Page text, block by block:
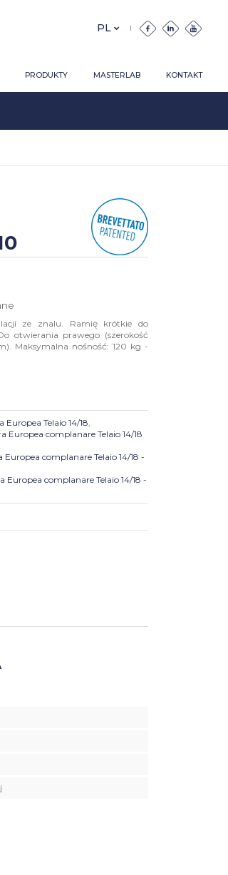
PRODUKTY MASTERLAB KONTAKT
ze znalu. Ramię krótkie do
otwierania prawego (szerokość
Maksymalna nośność: 120 kg -
Europea Telaio 14/18
Europea complanare Telaio 14/18
Europea complanare Telaio 14/18 -
Europea complanare Telaio 14/18 -